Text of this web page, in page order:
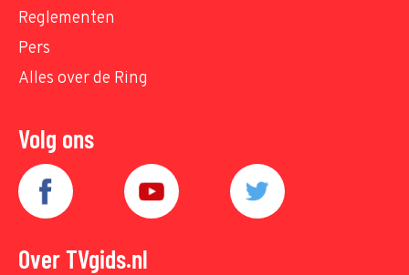
Reglementen
Pers
Alles over de Ring
Volg ons
Over TVgids.nl